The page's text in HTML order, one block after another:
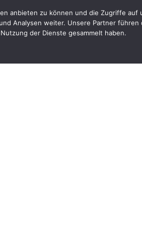
Impressum Shop Mein
12 12 SZ C3 – Kreissparkasse stiftet Transporter für die
anbieten zu können und die Zugriffe auf
Analysen weiter. Unsere Partner führen
der Dienste gesammelt haben.